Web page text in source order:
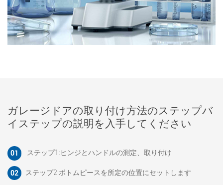
ガレージドアの取り付け方法のステップバ
イステップの説明を入手してください
01 ステップ1:ヒンジとハンドルの測定、取り付け
02 ステップ2:ボトムピースを所定の位置にセットします